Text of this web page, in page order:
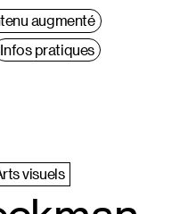
augmenté
Infos pratiques
visuels